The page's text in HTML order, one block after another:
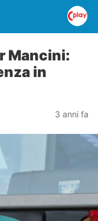
Mancini:
in
3 anni fa